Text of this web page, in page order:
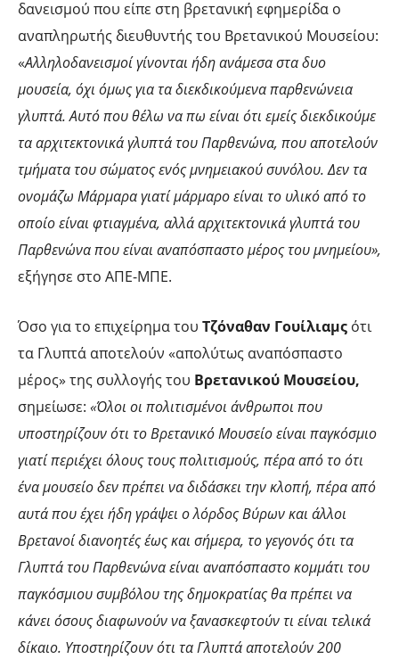
δανεισμού που είπε στη βρετανική εφημερίδα ο
αναπληρωτής διευθυντής του Βρετανικού Μουσείου:
«Αλληλοδανεισμοί γίνονται ήδη ανάμεσα στα δυο
μουσεία, όχι όμως για τα διεκδικούμενα παρθενώνεια
γλυπτά. Αυτό που θέλω να πω είναι ότι εμείς διεκδικούμε
τα αρχιτεκτονικά γλυπτά του Παρθενώνα, που αποτελούν
τμήματα του σώματος ενός μνημειακού συνόλου. Δεν τα
ονομάζω Μάρμαρα γιατί μάρμαρο είναι το υλικό από το
οποίο είναι φτιαγμένα, αλλά αρχιτεκτονικά γλυπτά του
Παρθενώνα που είναι αναπόσπαστο μέρος του μνημείου»,
εξήγησε στο ΑΠΕ-ΜΠΕ.
Όσο για το επιχείρημα του Τζόναθαν Γουίλιαμς ότι
τα Γλυπτά αποτελούν «απολύτως αναπόσπαστο
μέρος» της συλλογής του Βρετανικού Μουσείου,
σημείωσε: «Όλοι οι πολιτισμένοι άνθρωποι που
υποστηρίζουν ότι το Βρετανικό Μουσείο είναι παγκόσμιο
γιατί περιέχει όλους τους πολιτισμούς, πέρα από το ότι
ένα μουσείο δεν πρέπει να διδάσκει την κλοπή, πέρα από
αυτά που έχει ήδη γράψει ο λόρδος Βύρων και άλλοι
Βρετανοί διανοητές έως και σήμερα, το γεγονός ότι τα
Γλυπτά του Παρθενώνα είναι αναπόσπαστο κομμάτι του
παγκόσμιου συμβόλου της δημοκρατίας θα πρέπει να
κάνει όσους διαφωνούν να ξανασκεφτούν τι είναι τελικά
δίκαιο. Υποστηρίζουν ότι τα Γλυπτά αποτελούν 200